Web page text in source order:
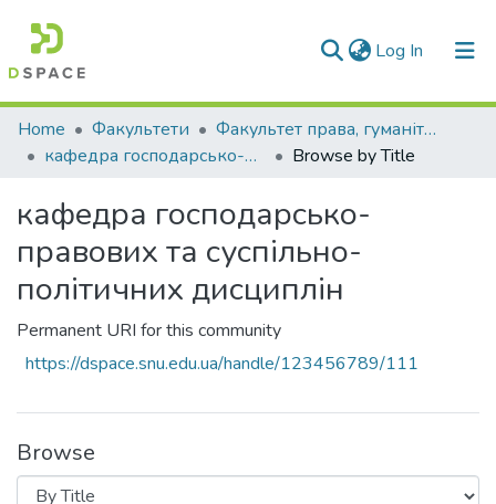
Log In (current)
Communities & Collections
All of DSpace
Home Факультети
Факультет права, гуманітарних і соціальних наук
кафедра господарсько-правових та суспільно-політичних дисциплін
Browse by Title
кафедра господарсько-
правових та суспільно-
політичних дисциплін
Permanent URI for this community
https://dspace.snu.edu.ua/handle/123456789/111
Browse